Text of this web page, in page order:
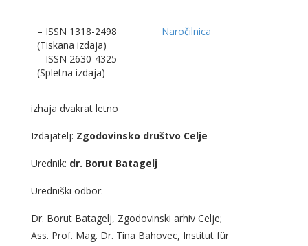
– ISSN 1318-2498
(Tiskana izdaja)
– ISSN 2630-4325
(Spletna izdaja)
Naročilnica
izhaja dvakrat letno
Izdajatelj: Zgodovinsko društvo Celje
Urednik: dr. Borut Batagelj
Uredniški odbor:
Dr. Borut Batagelj, Zgodovinski arhiv Celje;
Ass. Prof. Mag. Dr. Tina Bahovec, Institut für